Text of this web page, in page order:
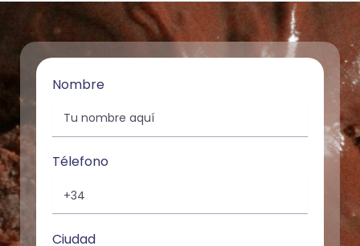
Nombre
Télefono
Ciudad